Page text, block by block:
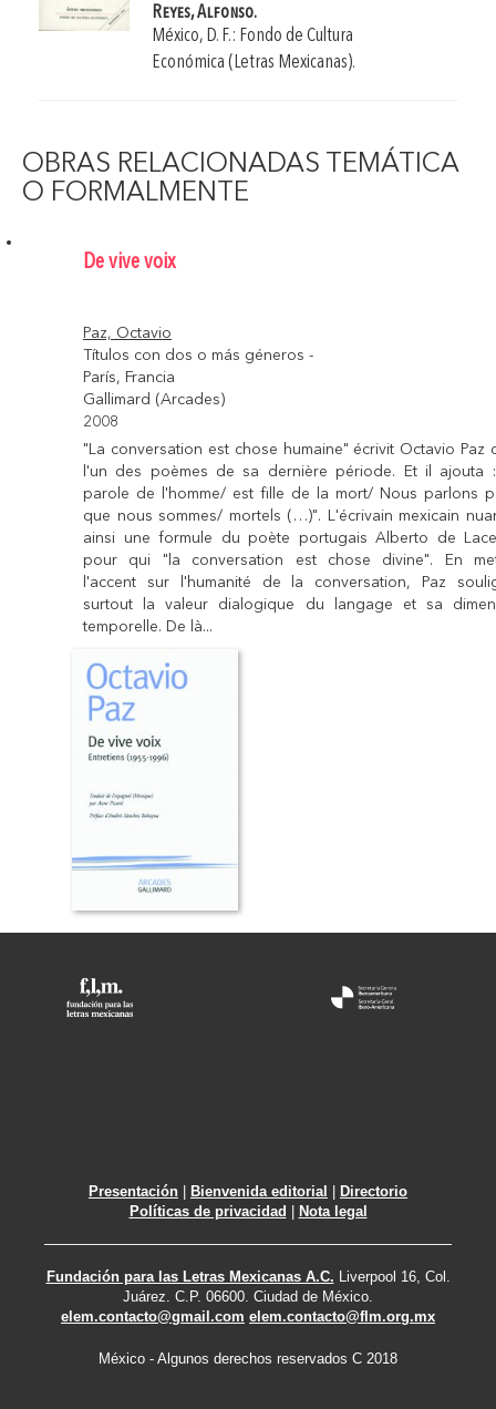
Reyes, Alfonso.
México, D. F.: Fondo de Cultura
Económica (Letras Mexicanas).
OBRAS RELACIONADAS TEMÁTICA
O FORMALMENTE
De vive voix
Paz, Octavio
Títulos con dos o más géneros -
París, Francia
Gallimard (Arcades)
2008
"La conversation est chose humaine" écrivit Octavio Paz
l'un des poèmes de sa dernière période. Et il ajouta
parole de l'homme/ est fille de la mort/ Nous parlons
que nous sommes/ mortels (…)". L'écrivain mexicain
ainsi une formule du poète portugais Alberto de
pour qui "la conversation est chose divine". En
l'accent sur l'humanité de la conversation, Paz
surtout la valeur dialogique du langage et sa
temporelle. De là...
Presentación Bienvenida editorial
Directorio
Políticas de privacidad
Nota legal
Fundación para las Letras Mexicanas A.C. Liverpool 16, Col.
Juárez. C.P. 06600. Ciudad de México.
elem.contacto@gmail.com elem.contacto@flm.org.mx
México - Algunos derechos reservados C 2018